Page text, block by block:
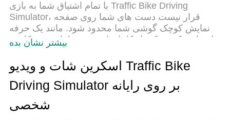
با تمام اشتیاق شما به بازی Traffic Bike Driving
Simulator، قرار نیست دست های شما روی صفحه
نمایش کوچک گوشی شما محدود شود. مانند یک حرفه
ای بازی کنید و کنترل کامل بازی خود را با صفحه کلید و
ماوس بدست آورید.MEmu همه ی انتظاراتی که دارید را
برآورده می کند.Traffic Bike Driving Simulator را بر
روی رایانه شخصی دانلود و بازی کنید. تا زمانی که می
خواهید بازی کنید، دیگر محدودیتی در باتری، داده تلفن
همراه و تماس های مزاحم وجود ندارد.MEmu 9 کاملاً
جدید و بهترین انتخاب برای بازی Traffic Bike Driving
بیشتر نشان بده
اسکرین شات و ویدیو Traffic Bike
Driving Simulator بر روی رایانه
شخصی